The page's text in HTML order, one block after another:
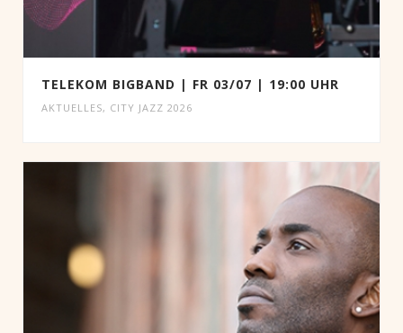
TELEKOM BIGBAND | FR 03/07 | 19:00 UHR
AKTUELLES, CITY JAZZ 2026